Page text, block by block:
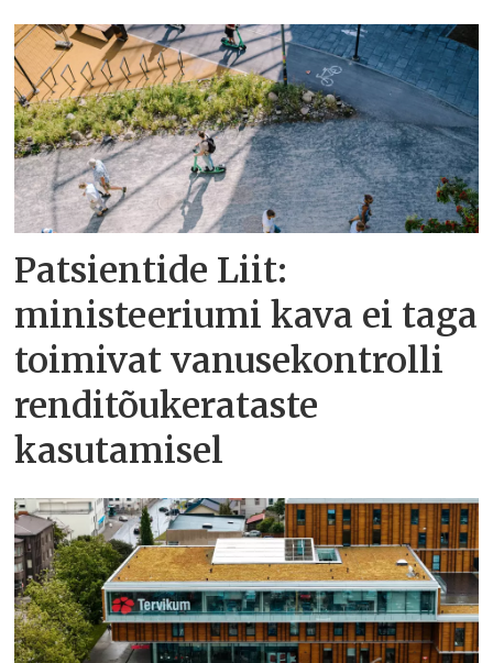
Patsientide Liit:
ministeeriumi kava ei taga
toimivat vanusekontrolli
renditõukerataste
kasutamisel